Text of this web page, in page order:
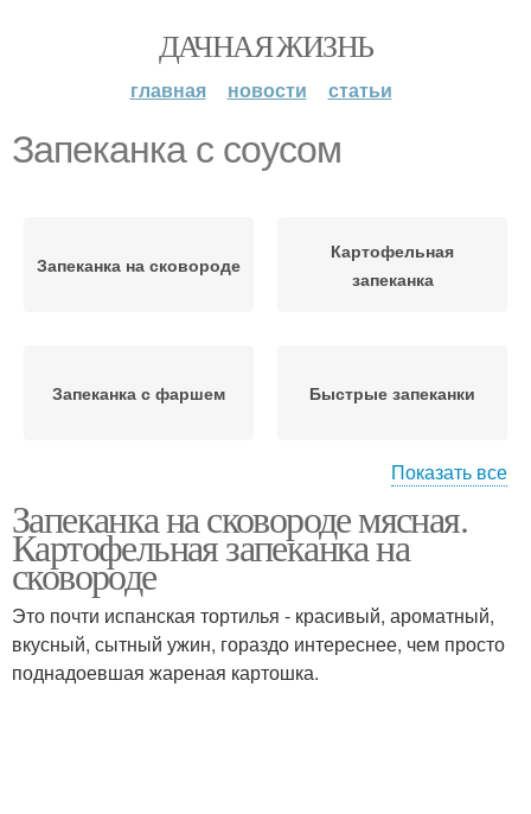
ДАЧНАЯ ЖИЗНЬ
главная новости статьи
Запеканка с соусом
Запеканка на сковороде
Картофельная
запеканка
Запеканка с фаршем Быстрые запеканки
Запеканки с фаршем Мясная запеканка
Запеканка под корочкой
Показать все
Запеканка на сковороде мясная.
Картофельная запеканка на
сковороде
Это почти испанская тортилья - красивый, ароматный,
вкусный, сытный ужин, гораздо интереснее, чем просто
поднадоевшая жареная картошка.